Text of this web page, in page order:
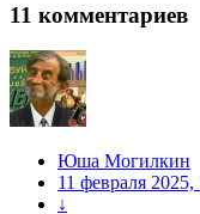
11 комментариев
Юша Могилкин
11 февраля 2025,
↓